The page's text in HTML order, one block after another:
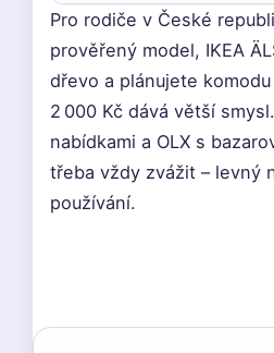
Pro rodiče v České
prověřený model, IKEA
dřevo a plánujete
2 000 Kč dává větší
nabídkami a OLX s
třeba vždy zvážit – levný
používání.